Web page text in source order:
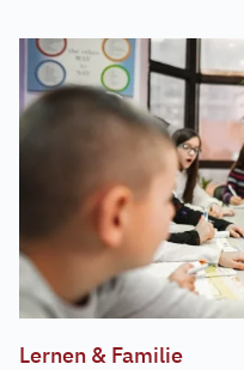
Lernen & Familie